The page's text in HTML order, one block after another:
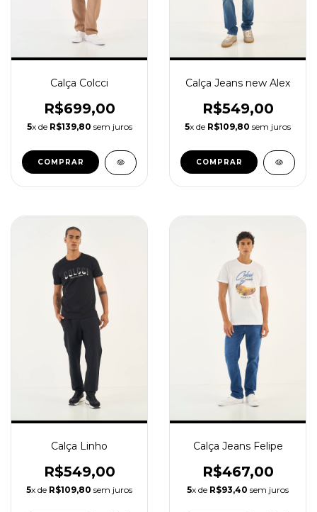
Calça Colcci
R$699,00
5x de R$139,80 sem juros
COMPRAR
Calça Jeans new Alex
R$549,00
5x de R$109,80 sem juros
COMPRAR
Calça Linho
R$549,00
5x de R$109,80 sem juros
Calça Jeans Felipe
R$467,00
5x de R$93,40 sem juros